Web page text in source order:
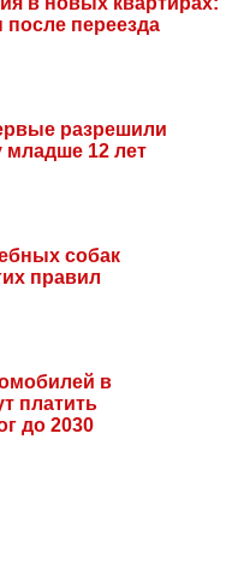
переезда
разрешили
младше 12 лет
собак
правил
в
платить
до 2030